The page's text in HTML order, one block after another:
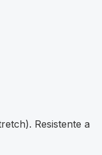
Resistente a